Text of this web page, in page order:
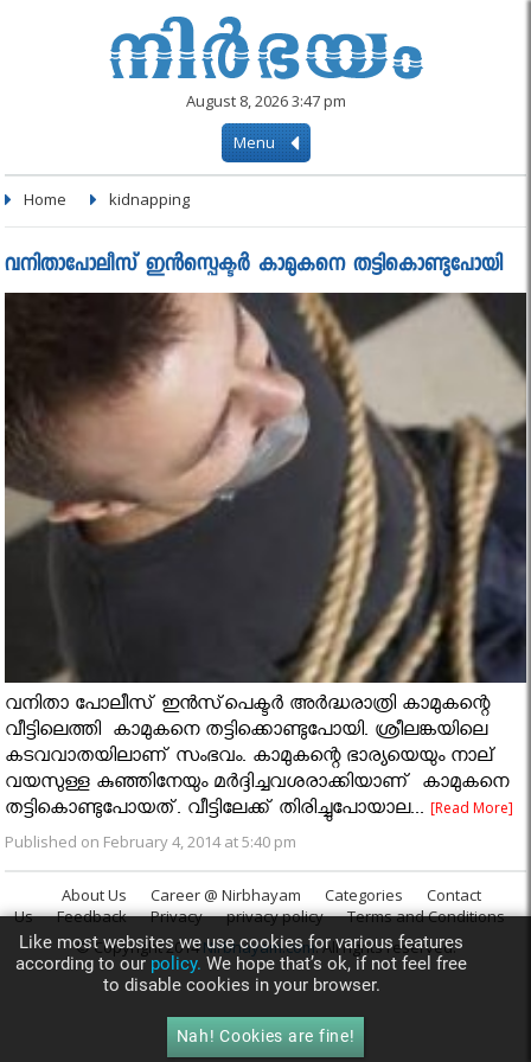
August 8, 2026 3:47 pm
Menu
Home kidnapping
വനിതാപോലീസ് ഇൻസ്പെക്ടർ കാമുകനെ തട്ടികൊണ്ടുപോയി
വനിതാ പോലീസ് ഇന്‍സ്‌പെക്ടര്‍ അര്‍ദ്ധരാത്രി കാമുകന്റെ
വീട്ടിലെത്തി കാമുകനെ തട്ടിക്കൊണ്ടുപോയി. ശ്രീലങ്കയിലെ
കടവവാതയിലാണ് സംഭവം. കാമുകന്റെ ഭാര്യയെയും നാല്
വയസുള്ള കുഞ്ഞിനേയും മര്‍ദ്ദിച്ചവശരാക്കിയാണ് കാമുകനെ
തട്ടികൊണ്ടുപോയത്. വീട്ടിലേക്ക് തിരിച്ചുപോയാല...[Read More]
Published on February 4, 2014 at 5:40 pm
About Us Career @ Nirbhayam Categories
Contact
Us
Feedback Privacy privacy policy
Terms and Conditions
© Copyright 2014Nirbhayam.com. All rights reserved.
Like most websites we use cookies for various features
according to our policy. We hope that’s ok, if not feel free
to disable cookies in your browser.
Nah! Cookies are fine!